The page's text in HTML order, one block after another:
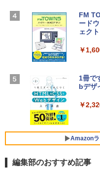
ーム
D - ミ
ン 15-
SSD
￥
FMV
Core
定バ
イン
0/mac
FM
ード
ェク
￥
1冊で
bデザ
￥
Amazonラ
編集部のおすすめ記事